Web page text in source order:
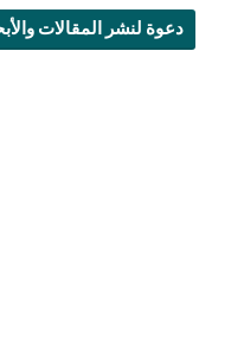
دعوة لنشر المقالات